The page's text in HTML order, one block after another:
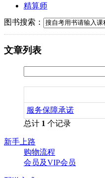
精算师
图书搜索：
文章列表
服务保障承诺
总计 1 个记录
新手上路
购物流程
会员及VIP会员